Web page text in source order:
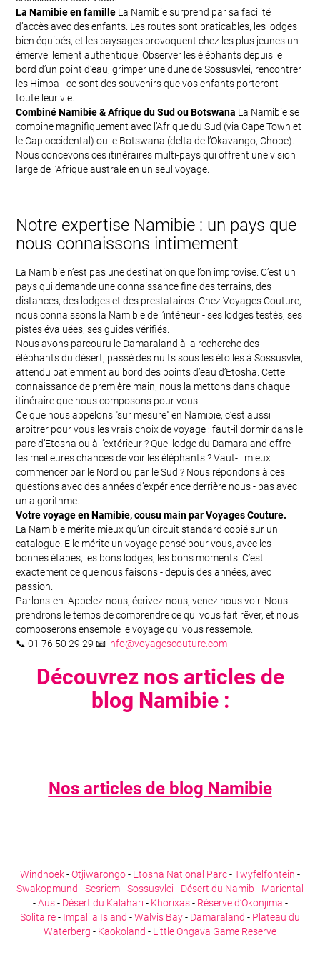
La Namibie en famille La Namibie surprend par sa facilité
d’accès avec des enfants. Les routes sont praticables, les lodges
bien équipés, et les paysages provoquent chez les plus jeunes un
émerveillement authentique. Observer les éléphants depuis le
bord d’un point d’eau, grimper une dune de Sossusvlei, rencontrer
les Himba - ce sont des souvenirs que vos enfants porteront
toute leur vie.
Combiné Namibie & Afrique du Sud ou Botswana La Namibie se
combine magnifiquement avec l’Afrique du Sud (via Cape Town et
le Cap occidental) ou le Botswana (delta de l’Okavango, Chobe).
Nous concevons ces itinéraires multi-pays qui offrent une vision
large de l’Afrique australe en un seul voyage.
Notre expertise Namibie : un pays que
nous connaissons intimement
La Namibie n’est pas une destination que l’on improvise. C’est un
pays qui demande une connaissance fine des terrains, des
distances, des lodges et des prestataires. Chez Voyages Couture,
nous connaissons la Namibie de l’intérieur - ses lodges testés, ses
pistes évaluées, ses guides vérifiés.
Nous avons parcouru le Damaraland à la recherche des
éléphants du désert, passé des nuits sous les étoiles à Sossusvlei,
attendu patiemment au bord des points d’eau d’Etosha. Cette
connaissance de première main, nous la mettons dans chaque
itinéraire que nous composons pour vous.
Ce que nous appelons "sur mesure" en Namibie, c’est aussi
arbitrer pour vous les vrais choix de voyage : faut-il dormir dans le
parc d’Etosha ou à l’extérieur ? Quel lodge du Damaraland offre
les meilleures chances de voir les éléphants ? Vaut-il mieux
commencer par le Nord ou par le Sud ? Nous répondons à ces
questions avec des années d’expérience derrière nous - pas avec
un algorithme.
Votre voyage en Namibie, cousu main par Voyages Couture.
La Namibie mérite mieux qu’un circuit standard copié sur un
catalogue. Elle mérite un voyage pensé pour vous, avec les
bonnes étapes, les bons lodges, les bons moments. C’est
exactement ce que nous faisons - depuis des années, avec
passion.
Parlons-en. Appelez-nous, écrivez-nous, venez nous voir. Nous
prendrons le temps de comprendre ce qui vous fait rêver, et nous
composerons ensemble le voyage qui vous ressemble.
📞 01 76 50 29 29 📧 info@voyagescouture.com
Découvrez nos articles de
blog Namibie :
Nos articles de blog Namibie
Windhoek-Otjiwarongo- Etosha National Parc-Twyfelfontein -
Swakopmund -Sesriem-Sossusvlei - Désert du Namib - Mariental
-Aus- Désert du Kalahari - Khorixas- Réserve d’Okonjima -
Solitaire- Impalila Island -Walvis Bay- Damaraland - Plateau du
Waterberg - Kaokoland - Little Ongava Game Reserve